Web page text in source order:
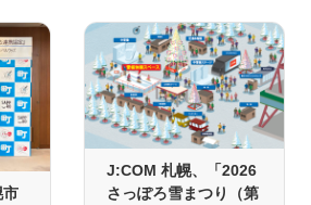
市
J:COM 札幌、「2026
さっぽろ雪まつり（第